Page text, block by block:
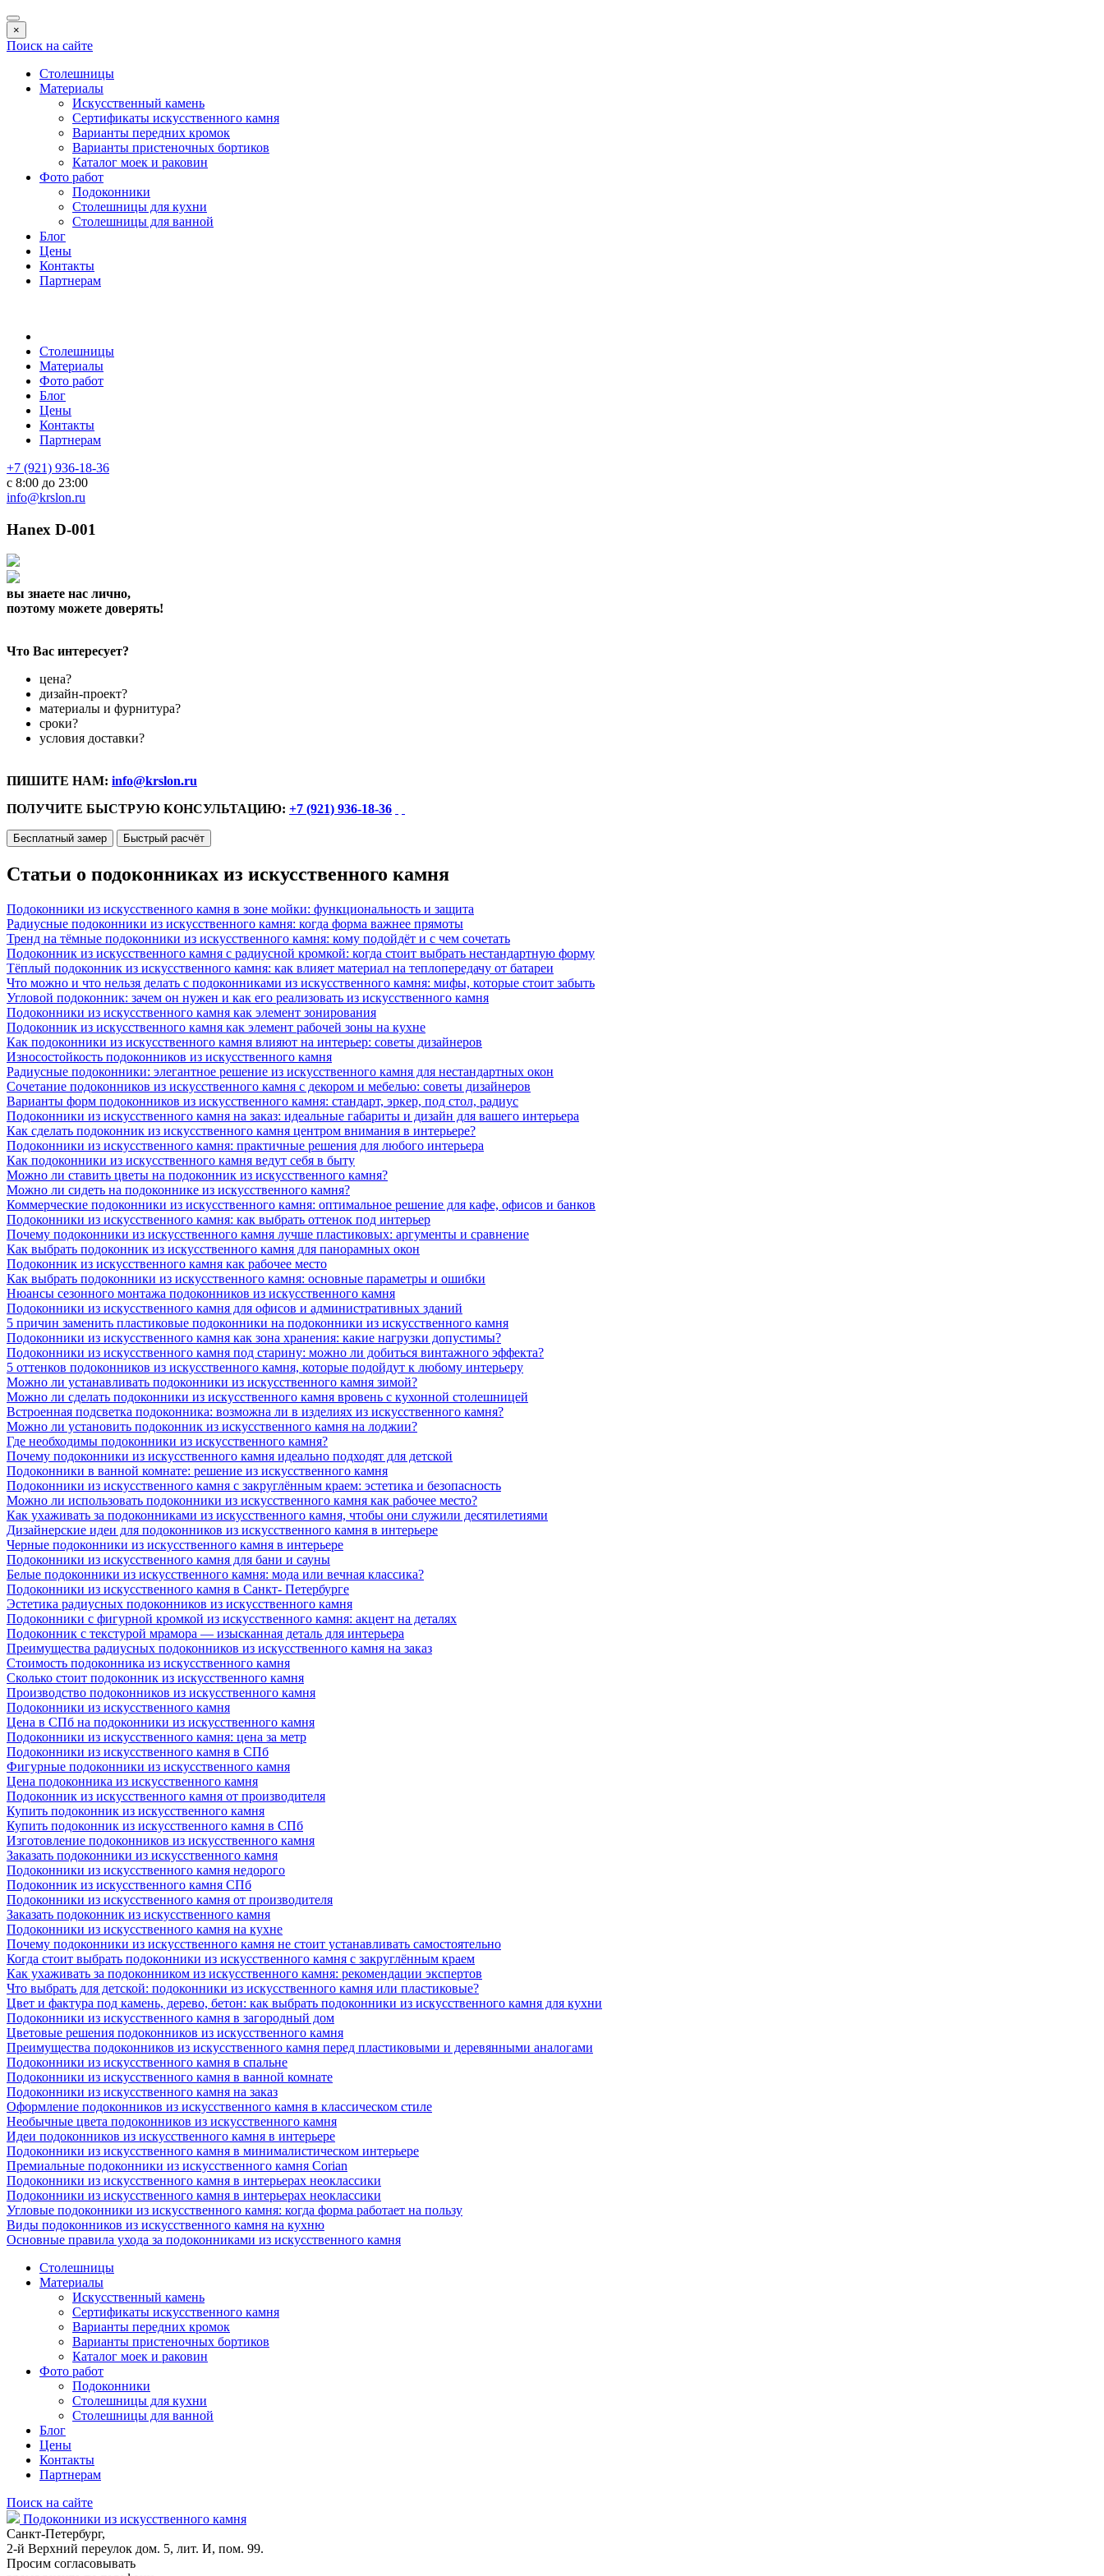
×
Поиск на сайте
Столешницы
Материалы
Искусственный камень
Сертификаты искусственного камня
Варианты передних кромок
Варианты пристеночных бортиков
Каталог моек и раковин
Фото работ
Подоконники
Столешницы для кухни
Столешницы для ванной
Блог
Цены
Контакты
Партнерам
Столешницы
Материалы
Фото работ
Блог
Цены
Контакты
Партнерам
+7 (921) 936-18-36
с 8:00 до 23:00
info@krslon.ru
Hanex D-001
вы знаете нас лично,
поэтому можете доверять!
Что Вас интересует?
цена?
дизайн-проект?
материалы и фурнитура?
сроки?
условия доставки?
ПИШИТЕ НАМ: info@krslon.ru
ПОЛУЧИТЕ БЫСТРУЮ КОНСУЛЬТАЦИЮ: +7 (921) 936-18-36
Бесплатный замер Быстрый расчёт
Статьи о подоконниках из искусственного камня
Подоконники из искусственного камня в зоне мойки: функциональность и защита
Радиусные подоконники из искусственного камня: когда форма важнее прямоты
Тренд на тёмные подоконники из искусственного камня: кому подойдёт и с чем сочетать
Подоконник из искусственного камня с радиусной кромкой: когда стоит выбрать нестандартную форму
Тёплый подоконник из искусственного камня: как влияет материал на теплопередачу от батареи
Что можно и что нельзя делать с подоконниками из искусственного камня: мифы, которые стоит забыть
Угловой подоконник: зачем он нужен и как его реализовать из искусственного камня
Подоконники из искусственного камня как элемент зонирования
Подоконник из искусственного камня как элемент рабочей зоны на кухне
Как подоконники из искусственного камня влияют на интерьер: советы дизайнеров
Износостойкость подоконников из искусственного камня
Радиусные подоконники: элегантное решение из искусственного камня для нестандартных окон
Сочетание подоконников из искусственного камня с декором и мебелью: советы дизайнеров
Варианты форм подоконников из искусственного камня: стандарт, эркер, под стол, радиус
Подоконники из искусственного камня на заказ: идеальные габариты и дизайн для вашего интерьера
Как сделать подоконник из искусственного камня центром внимания в интерьере?
Подоконники из искусственного камня: практичные решения для любого интерьера
Как подоконники из искусственного камня ведут себя в быту
Можно ли ставить цветы на подоконник из искусственного камня?
Можно ли сидеть на подоконнике из искусственного камня?
Коммерческие подоконники из искусственного камня: оптимальное решение для кафе, офисов и банков
Подоконники из искусственного камня: как выбрать оттенок под интерьер
Почему подоконники из искусственного камня лучше пластиковых: аргументы и сравнение
Как выбрать подоконник из искусственного камня для панорамных окон
Подоконник из искусственного камня как рабочее место
Как выбрать подоконники из искусственного камня: основные параметры и ошибки
Нюансы сезонного монтажа подоконников из искусственного камня
Подоконники из искусственного камня для офисов и административных зданий
5 причин заменить пластиковые подоконники на подоконники из искусственного камня
Подоконники из искусственного камня как зона хранения: какие нагрузки допустимы?
Подоконники из искусственного камня под старину: можно ли добиться винтажного эффекта?
5 оттенков подоконников из искусственного камня, которые подойдут к любому интерьеру
Можно ли устанавливать подоконники из искусственного камня зимой?
Можно ли сделать подоконники из искусственного камня вровень с кухонной столешницей
Встроенная подсветка подоконника: возможна ли в изделиях из искусственного камня?
Можно ли установить подоконник из искусственного камня на лоджии?
Где необходимы подоконники из искусственного камня?
Почему подоконники из искусственного камня идеально подходят для детской
Подоконники в ванной комнате: решение из искусственного камня
Подоконники из искусственного камня с закруглённым краем: эстетика и безопасность
Можно ли использовать подоконники из искусственного камня как рабочее место?
Как ухаживать за подоконниками из искусственного камня, чтобы они служили десятилетиями
Дизайнерские идеи для подоконников из искусственного камня в интерьере
Черные подоконники из искусственного камня в интерьере
Подоконники из искусственного камня для бани и сауны
Белые подоконники из искусственного камня: мода или вечная классика?
Подоконники из искусственного камня в Санкт- Петербурге
Эстетика радиусных подоконников из искусственного камня
Подоконники с фигурной кромкой из искусственного камня: акцент на деталях
Подоконник с текстурой мрамора — изысканная деталь для интерьера
Преимущества радиусных подоконников из искусственного камня на заказ
Стоимость подоконника из искусственного камня
Сколько стоит подоконник из искусственного камня
Производство подоконников из искусственного камня
Подоконники из искусственного камня
Цена в СПб на подоконники из искусственного камня
Подоконники из искусственного камня: цена за метр
Подоконники из искусственного камня в СПб
Фигурные подоконники из искусственного камня
Цена подоконника из искусственного камня
Подоконник из искусственного камня от производителя
Купить подоконник из искусственного камня
Купить подоконник из искусственного камня в СПб
Изготовление подоконников из искусственного камня
Заказать подоконники из искусственного камня
Подоконники из искусственного камня недорого
Подоконник из искусственного камня СПб
Подоконники из искусственного камня от производителя
Заказать подоконник из искусственного камня
Подоконники из искусственного камня на кухне
Почему подоконники из искусственного камня не стоит устанавливать самостоятельно
Когда стоит выбрать подоконники из искусственного камня с закруглённым краем
Как ухаживать за подоконником из искусственного камня: рекомендации экспертов
Что выбрать для детской: подоконники из искусственного камня или пластиковые?
Цвет и фактура под камень, дерево, бетон: как выбрать подоконники из искусственного камня для кухни
Подоконники из искусственного камня в загородный дом
Цветовые решения подоконников из искусственного камня
Преимущества подоконников из искусственного камня перед пластиковыми и деревянными аналогами
Подоконники из искусственного камня в спальне
Подоконники из искусственного камня в ванной комнате
Подоконники из искусственного камня на заказ
Оформление подоконников из искусственного камня в классическом стиле
Необычные цвета подоконников из искусственного камня
Идеи подоконников из искусственного камня в интерьере
Подоконники из искусственного камня в минималистическом интерьере
Премиальные подоконники из искусственного камня Corian
Подоконники из искусственного камня в интерьерах неоклассики
Подоконники из искусственного камня в интерьерах неоклассики
Угловые подоконники из искусственного камня: когда форма работает на пользу
Виды подоконников из искусственного камня на кухню
Основные правила ухода за подоконниками из искусственного камня
Столешницы
Материалы
Искусственный камень
Сертификаты искусственного камня
Варианты передних кромок
Варианты пристеночных бортиков
Каталог моек и раковин
Фото работ
Подоконники
Столешницы для кухни
Столешницы для ванной
Блог
Цены
Контакты
Партнерам
Поиск на сайте
Подоконники из искусственного камня
Санкт-Петербург,
2-й Верхний переулок дом. 5, лит. И, пом. 99.
Просим согласовывать